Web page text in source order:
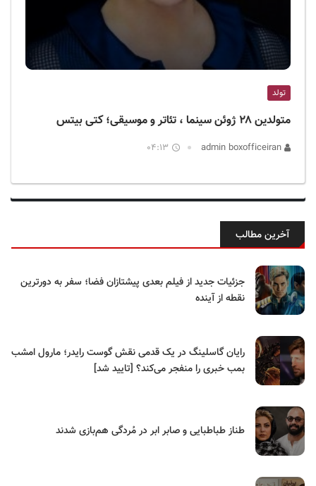
تولد
متولدین ۲۸ ژوئن سینما ، تئاتر و موسیقی؛ کتی بیتس
04:13
آخرین مطالب
جزئیات جدید از فیلم بعدی پیشتازان فضا؛ سفر به دورترین
نقطه از آینده
رایان گاسلینگ در یک قدمی نقش گوست رایدر؛ مارول امشب
بمب خبری را منفجر می‌کند؟ [تایید شد]
طناز طباطبایی و صابر ابر در مُردگی هم‌بازی شدند